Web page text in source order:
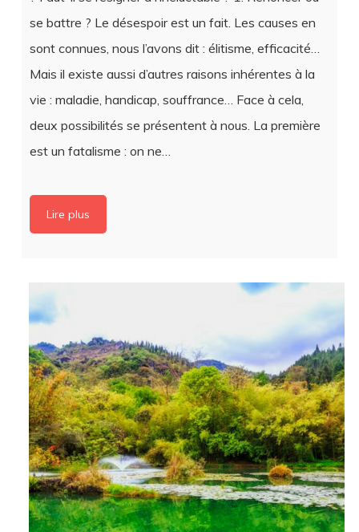
sont connues, nous l’avons dit : élitisme, efficacité…
Mais il existe aussi d’autres raisons inhérentes à la
est un fatalisme : on ne…